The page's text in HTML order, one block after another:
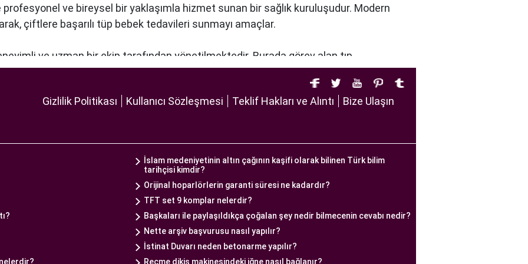
profesyonel ve bireysel bir yaklaşımla hizmet sunan bir sağlık kuruluşudur. Modern
çiftlere başarılı tüp bebek tedavileri sunmayı amaçlar.
ve uzman bir ekip tarafından yönetilmektedir. Burada görev alan tıp
tedavi planları sunarak, her çiftin özel durumunu dikkate alır. Ayrıca,
ekipmanlar, tedavi sürecini daha etkili ve güvenli hale getirir.
odaklı hizmet anlayışı ve etik prensipler çerçevesinde, çiftlere sağlıklı bir gebelik
bir tüp bebek hizmeti sunar.
liderliğinde ve deneyimli bir doktorun rehberliğinde yürütülmesi gereken bir
görev alan uzman tüp bebek doktoru, çiftlere kapsamlı bir yaklaşımla tedavi
bebek tedavisi sürecinde çiftlere rehberlik eder ve tedavinin her aşamasında destek
bireysel durumlarını analiz eder ve en uygun tedavi planını oluşturur. Tedavi
sağlamak da doktorun önemli görevlerinden biridir.
Gizlilik Politikası Kullanıcı Sözleşmesi Teklif Hakları ve Alıntı Bize Ulaşın
İslam medeniyetinin altın çağının kaşifi olarak bilinen Türk bilim
tarihçisi kimdir?
Orijinal hoparlörlerin garanti süresi ne kadardır?
TFT set 9 komplar nelerdir?
Başkaları ile paylaşıldıkça çoğalan şey nedir bilmecenin cevabı nedir?
Nette arşiv başvurusu nasıl yapılır?
İstinat Duvarı neden betonarme yapılır?
Reçme dikiş makinesindeki iğne nasıl bağlanır?